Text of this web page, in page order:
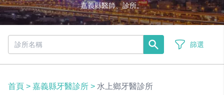
嘉義縣醫師、診所。
篩選
首頁 > 嘉義縣牙醫診所 > 水上鄉牙醫診所